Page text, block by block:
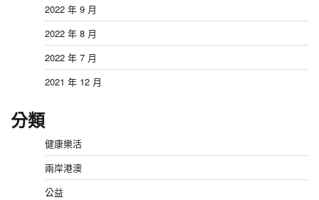
2022 年 9 月
2022 年 8 月
2022 年 7 月
2021 年 12 月
分類
健康樂活
兩岸港澳
公益